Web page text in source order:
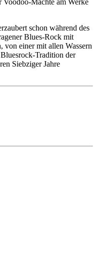
Voodoo-Mächte am Werke
schon während des
Blues-Rock mit
einer mit allen Wassern
Tradition der
Siebziger Jahre